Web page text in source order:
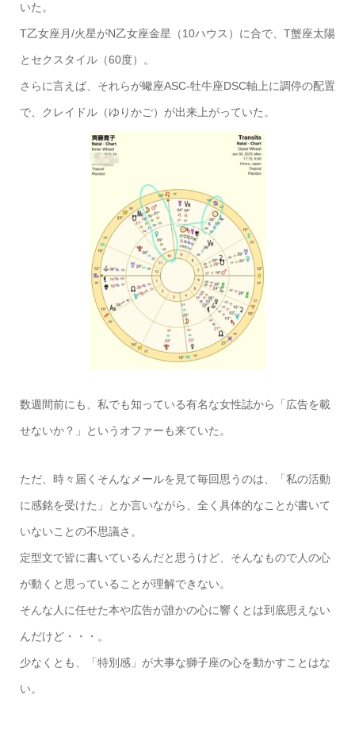
いた。
T乙女座月/火星がN乙女座金星（10ハウス）に合で、T蟹座太陽
とセクスタイル（60度）。
さらに言えば、それらが蠍座ASC-牡牛座DSC軸上に調停の配置
で、クレイドル（ゆりかご）が出来上がっていた。
数週間前にも、私でも知っている有名な女性誌から「広告を載
せないか？」というオファーも来ていた。
ただ、時々届くそんなメールを見て毎回思うのは、「私の活動
に感銘を受けた」とか言いながら、全く具体的なことが書いて
いないことの不思議さ。
定型文で皆に書いているんだと思うけど、そんなもので人の心
が動くと思っていることが理解できない。
そんな人に任せた本や広告が誰かの心に響くとは到底思えない
んだけど・・・。
少なくとも、「特別感」が大事な獅子座の心を動かすことはな
い。